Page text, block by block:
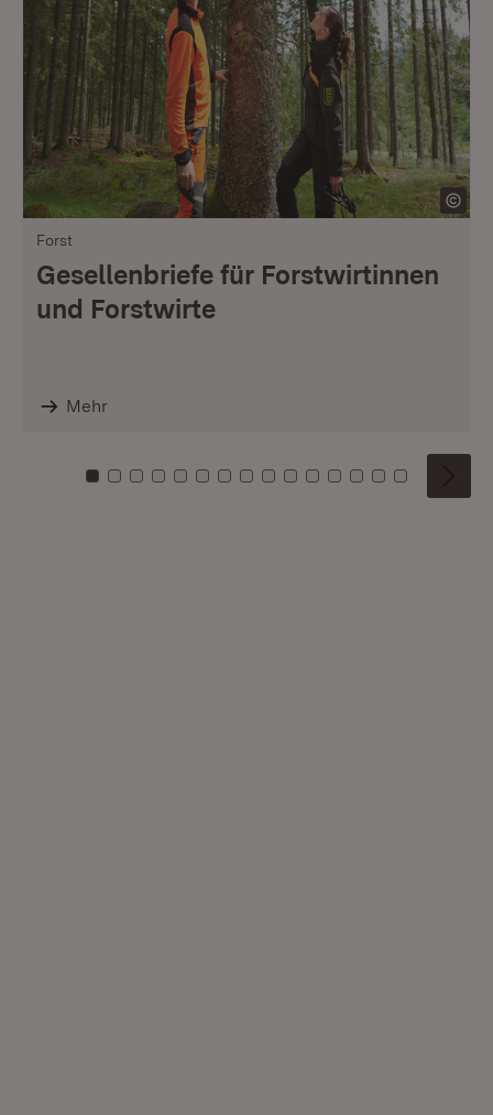
Forst
Gesellenbriefe für Forstwirtinnen
und Forstwirte
Mehr
Zu Kachel: 0
Zu Kachel: 1
Zu Kachel: 2
Zu Kachel: 3
Zu Kachel: 4
Zu Kachel: 5
Zu Kachel: 6
Zu Kachel: 7
Zu Kachel: 8
Zu Kachel: 9
Zu Kachel: 10
Zu Kachel: 11
Zu Kachel: 12
Zu Kachel:
Zu